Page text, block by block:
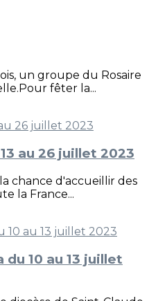
un groupe du Rosaire
fêter la...
au 26 juillet 2023
chance d'accueillir des
la France...
10 au 13 juillet